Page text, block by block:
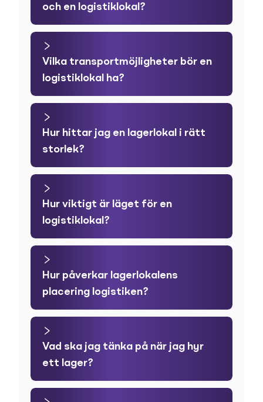
och en logistiklokal?
Vilka transportmöjligheter bör en
logistiklokal ha?
Hur hittar jag en lagerlokal i rätt
storlek?
Hur viktigt är läget för en
logistiklokal?
Hur påverkar lagerlokalens
placering logistiken?
Vad ska jag tänka på när jag hyr
ett lager?